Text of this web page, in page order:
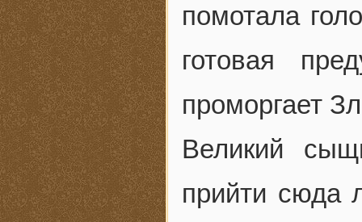
помотала
готовая
проморгает
Великий
прийти сюда